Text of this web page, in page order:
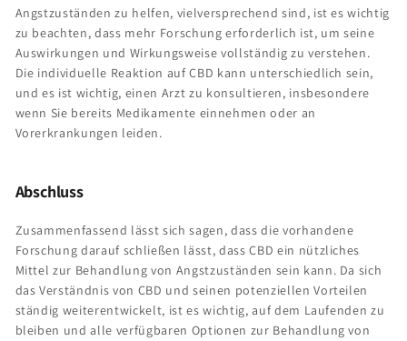
Angstzuständen zu helfen, vielversprechend sind, ist es wichtig
zu beachten, dass mehr Forschung erforderlich ist, um seine
Auswirkungen und Wirkungsweise vollständig zu verstehen.
Die individuelle Reaktion auf CBD kann unterschiedlich sein,
und es ist wichtig, einen Arzt zu konsultieren, insbesondere
wenn Sie bereits Medikamente einnehmen oder an
Vorerkrankungen leiden.
Abschluss
Zusammenfassend lässt sich sagen, dass die vorhandene
Forschung darauf schließen lässt, dass CBD ein nützliches
Mittel zur Behandlung von Angstzuständen sein kann. Da sich
das Verständnis von CBD und seinen potenziellen Vorteilen
ständig weiterentwickelt, ist es wichtig, auf dem Laufenden zu
bleiben und alle verfügbaren Optionen zur Behandlung von